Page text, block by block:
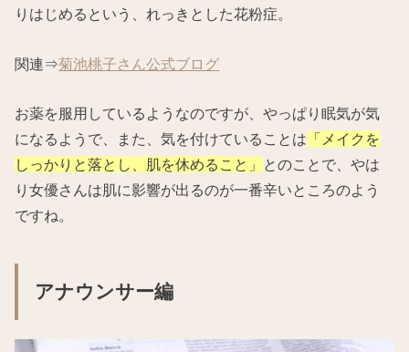
りはじめるという、れっきとした花粉症。
関連⇒菊池桃子さん公式ブログ
お薬を服用しているようなのですが、やっぱり眠気が気
になるようで、また、気を付けていることは 「メイクを
しっかりと落とし、肌を休めること」 とのことで、やは
り女優さんは肌に影響が出るのが一番辛いところのよう
ですね。
アナウンサー編